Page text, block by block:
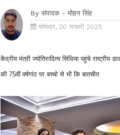
By संपादक - मोहन सिंह
सोमवार, 20 जनवरी 2025
केंद्रीय मंत्री ज्योतिरादित्य सिंधिया पहुंचे
की 75वीं वर्षगांठ पर बच्चो से भी कि बातचीत